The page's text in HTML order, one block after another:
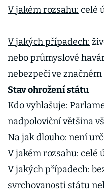
V jakém rozsahu: celé
V jakých případech:
nebo průmyslové
nebezpečí ve značném
Stav ohrožení státu
Kdo vyhlašuje:
nadpoloviční většina
Na jak dlouho: není
V jakém rozsahu: celé
V jakých případech:
svrchovanosti státu